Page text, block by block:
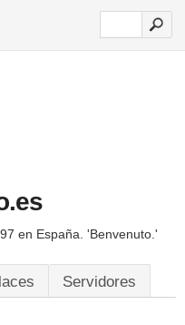
en España. 'Benvenuto.'
Servidores